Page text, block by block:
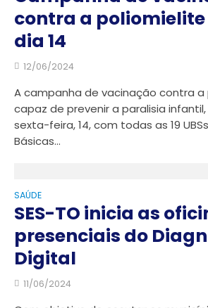
contra a poliomielite
dia 14
12/06/2024
A campanha de vacinação contra a
capaz de prevenir a paralisia
sexta-feira, 14, com todas as 19
Básicas...
SAÚDE
SES-TO inicia as
presenciais do
Digital
11/06/2024